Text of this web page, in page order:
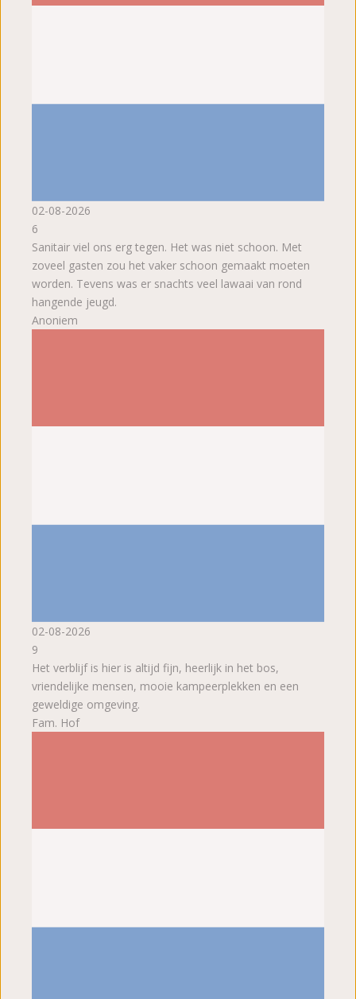
02-08-2026
6
Sanitair viel ons erg tegen. Het was niet schoon. Met
zoveel gasten zou het vaker schoon gemaakt moeten
worden. Tevens was er snachts veel lawaai van rond
hangende jeugd.
Anoniem
02-08-2026
9
Het verblijf is hier is altijd fijn, heerlijk in het bos,
vriendelijke mensen, mooie kampeerplekken en een
geweldige omgeving.
Fam. Hof